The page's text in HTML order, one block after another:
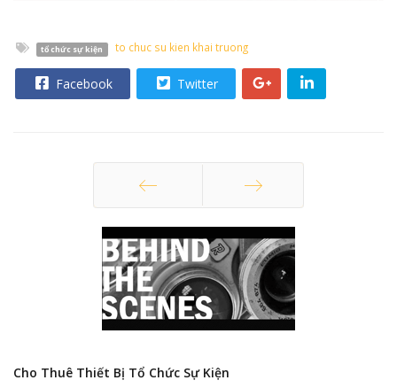
tổ chức sự kiện to chuc su kien khai truong
Facebook Twitter
Trang trước Trang sau
Cho Thuê Thiết Bị Tổ Chức Sự Kiện